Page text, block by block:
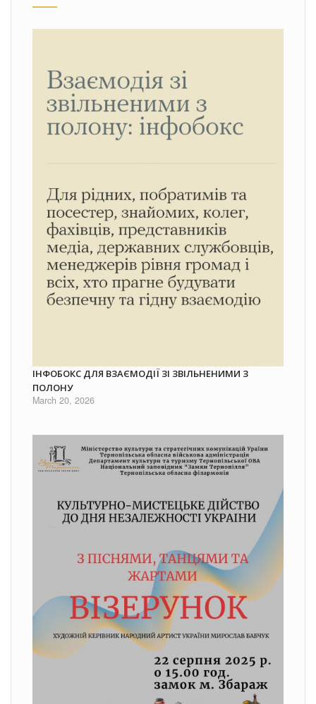
ІНФОБОКС ДЛЯ ВЗАЄМОДІЇ ЗІ ЗВІЛЬНЕНИМИ З
ПОЛОНУ
March 20, 2026